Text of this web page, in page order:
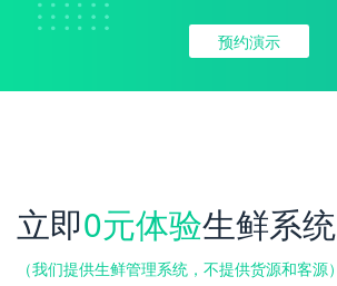
预约演示
立即0元体验生鲜系统
（我们提供生鲜管理系统，不提供货源和客源）